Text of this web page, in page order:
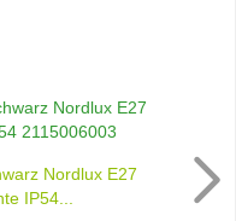
Nordlux E27
IP54...